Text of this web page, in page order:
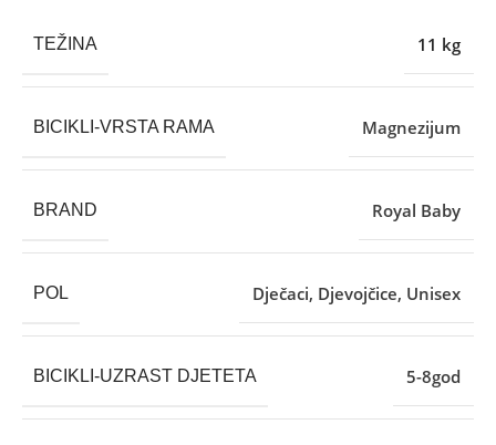
TEŽINA 11 kg
BICIKLI-VRSTA RAMA Magnezijum
BRAND Royal Baby
POL Dječaci, Djevojčice, Unisex
BICIKLI-UZRAST DJETETA 5-8god